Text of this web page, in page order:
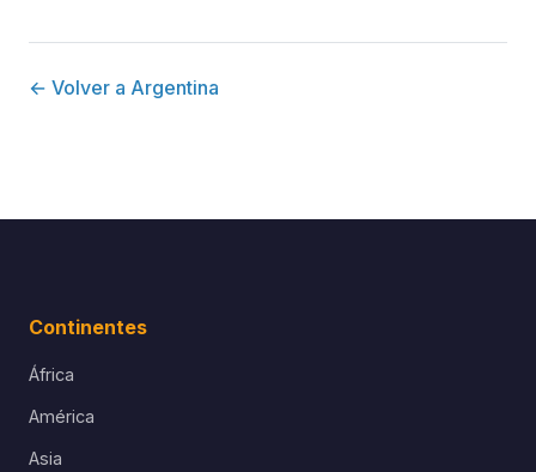
← Volver a Argentina
Continentes
África
América
Asia